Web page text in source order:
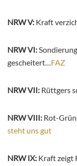
NRW V: Kraft
NRW VI:
gescheitert…FAZ
NRW VII: Rüttgers
NRW VIII: Rot-
steht uns gut
NRW IX: Kraft zeigt